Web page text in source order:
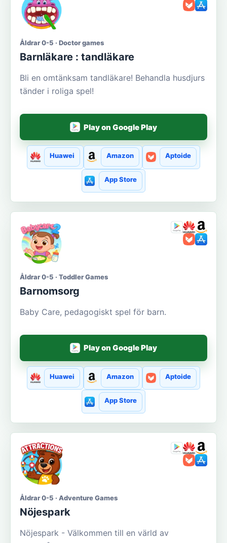
Åldrar 0-5 · Doctor games
Barnläkare : tandläkare
Bli en omtänksam tandläkare! Behandla husdjurs
tänder i roliga spel!
Play on Google Play
Huawei Amazon Aptoide
App Store
Åldrar 0-5 · Toddler Games
Barnomsorg
Baby Care, pedagogiskt spel för barn.
Play on Google Play
Huawei Amazon Aptoide
App Store
Åldrar 0-5 · Adventure Games
Nöjespark
Nöjespark - Välkommen till en värld av